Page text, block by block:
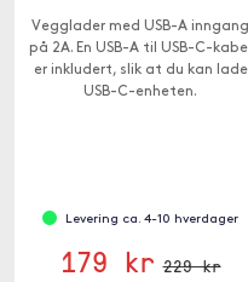
Vegglader med USB-A inngang
på 2A. En USB-A til USB-C-kabel
er inkludert, slik at du kan lade
USB-C-enheten.
Levering ca. 4-10 hverdager
179 kr 229 kr